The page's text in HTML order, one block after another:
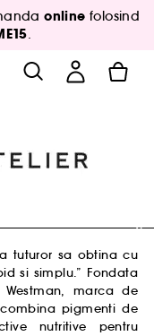
online folosind
.
tuturor sa obtina cu
si simplu.” Fondata
marca de
pigmenti de
nutritive pentru